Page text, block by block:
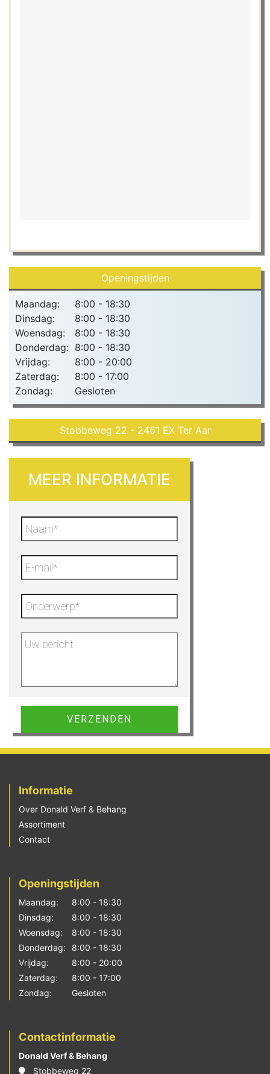
Openingstijden
Maandag:
8:00 - 18:30
Dinsdag:
8:00 - 18:30
Woensdag:
8:00 - 18:30
Donderdag: 8:00 - 18:30
Vrijdag:
8:00 - 20:00
Zaterdag:
8:00 - 17:00
Zondag:
Gesloten
Stobbeweg 22 - 2461 EX Ter Aar
MEER INFORMATIE
Gelieve dit veld leeg te laten.
Informatie
Over Donald Verf & Behang
Assortiment
Contact
Openingstijden
Maandag:
8:00 - 18:30
Dinsdag:
8:00 - 18:30
Woensdag:
8:00 - 18:30
Donderdag:
8:00 - 18:30
Vrijdag:
8:00 - 20:00
Zaterdag:
8:00 - 17:00
Zondag:
Gesloten
Contactinformatie
Donald Verf & Behang
Stobbeweg 22